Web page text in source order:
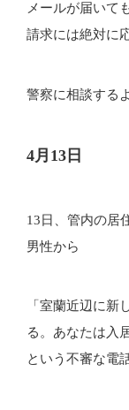
メールが届いて
請求には絶対に
警察に相談する
4月13日
13日、管内の居
男性から
「室蘭近辺に新
る。あなたは入
という不審な電